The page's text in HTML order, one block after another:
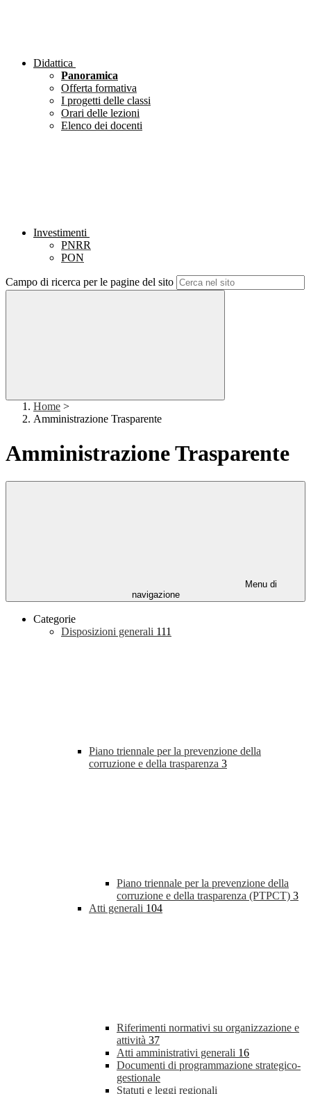
Didattica
Panoramica
Offerta formativa
I progetti delle classi
Orari delle lezioni
Elenco dei docenti
Investimenti
PNRR
PON
Campo di ricerca per le pagine del sito
Home >
Amministrazione Trasparente
Amministrazione Trasparente
Menu di
navigazione
Categorie
Disposizioni generali 111
Piano triennale per la prevenzione della
corruzione e della trasparenza 3
Piano triennale per la prevenzione della
corruzione e della trasparenza (PTPCT) 3
Atti generali 104
Riferimenti normativi su organizzazione e
attività 37
Atti amministrativi generali 16
Documenti di programmazione strategico-
gestionale
Statuti e leggi regionali